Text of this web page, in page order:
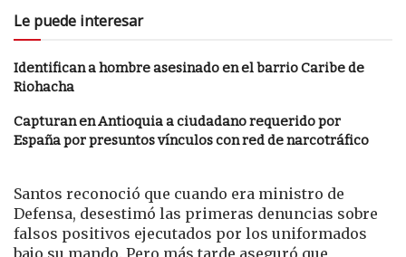
Le puede interesar
Identifican a hombre asesinado en el barrio Caribe de
Riohacha
Capturan en Antioquia a ciudadano requerido por
España por presuntos vínculos con red de narcotráfico
Santos reconoció que cuando era ministro de
Defensa, desestimó las primeras denuncias sobre
falsos positivos ejecutados por los uniformados
bajo su mando. Pero más tarde aseguró que